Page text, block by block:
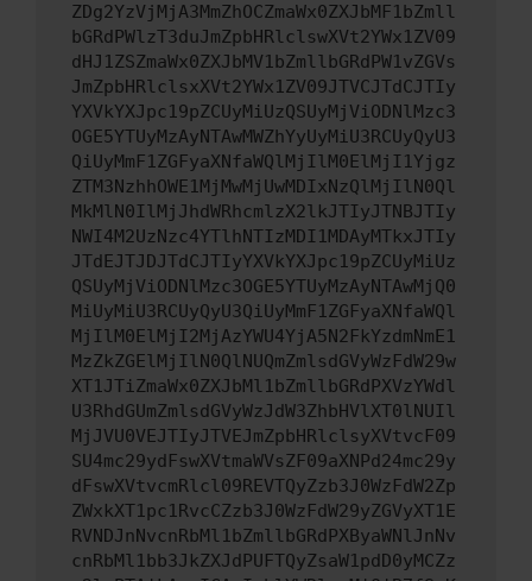
ZDg2YzVjMjA3MmZhOCZmaWx0ZXJbMF1bZmll
bGRdPWlzT3duJmZpbHRlclswXVt2YWx1ZV09
dHJ1ZSZmaWx0ZXJbMV1bZmllbGRdPW1vZGVs
JmZpbHRlclsxXVt2YWx1ZV09JTVCJTdCJTIy
YXVkYXJpc19pZCUyMiUzQSUyMjViODNlMzc3
OGE5YTUyMzAyNTAwMWZhYyUyMiU3RCUyQyU3
QiUyMmF1ZGFyaXNfaWQlMjIlM0ElMjI1Yjgz
ZTM3NzhhOWE1MjMwMjUwMDIxNzQlMjIlN0Ql
MkMlN0IlMjJhdWRhcmlzX2lkJTIyJTNBJTIy
NWI4M2UzNzc4YTlhNTIzMDI1MDAyMTkxJTIy
JTdEJTJDJTdCJTIyYXVkYXJpc19pZCUyMiUz
QSUyMjViODNlMzc3OGE5YTUyMzAyNTAwMjQ0
MiUyMiU3RCUyQyU3QiUyMmF1ZGFyaXNfaWQl
MjIlM0ElMjI2MjAzYWU4YjA5N2FkYzdmNmE1
MzZkZGElMjIlN0QlNUQmZmlsdGVyWzFdW29w
XT1JTiZmaWx0ZXJbMl1bZmllbGRdPXVzYWdl
U3RhdGUmZmlsdGVyWzJdW3ZhbHVlXT0lNUIl
MjJVU0VEJTIyJTVEJmZpbHRlclsyXVtvcF09
SU4mc29ydFswXVtmaWVsZF09aXNPd24mc29y
dFswXVtvcmRlcl09REVTQyZzb3J0WzFdW2Zp
ZWxkXT1pc1RvcCZzb3J0WzFdW29yZGVyXT1E
RVNDJnNvcnRbMl1bZmllbGRdPXByaWNlJnNv
cnRbMl1bb3JkZXJdPUFTQyZsaW1pdD0yMCZz